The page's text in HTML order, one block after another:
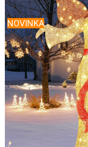
NOVINKA